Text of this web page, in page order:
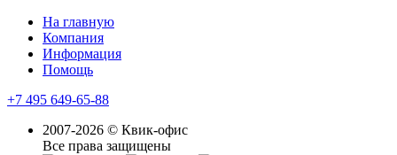
На главную
Компания
Информация
Помощь
+7 495 649-65-88
2007-2026 © Квик-офис
Все права защищены